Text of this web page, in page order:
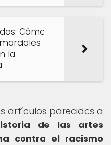
Cómo
la
artículos parecidos a
de las artes
contra el racismo